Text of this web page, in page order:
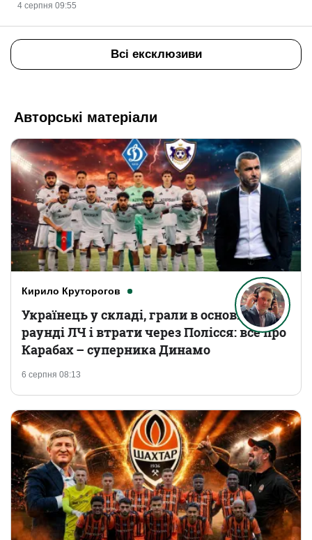
4 серпня 09:55
Всі ексклюзиви
Авторські матеріали
Кирило Круторогов
6 серпня 08:13
Українець у складі, грали в основному
раунді ЛЧ і втрати через Полісся: все про
Карабах – суперника Динамо